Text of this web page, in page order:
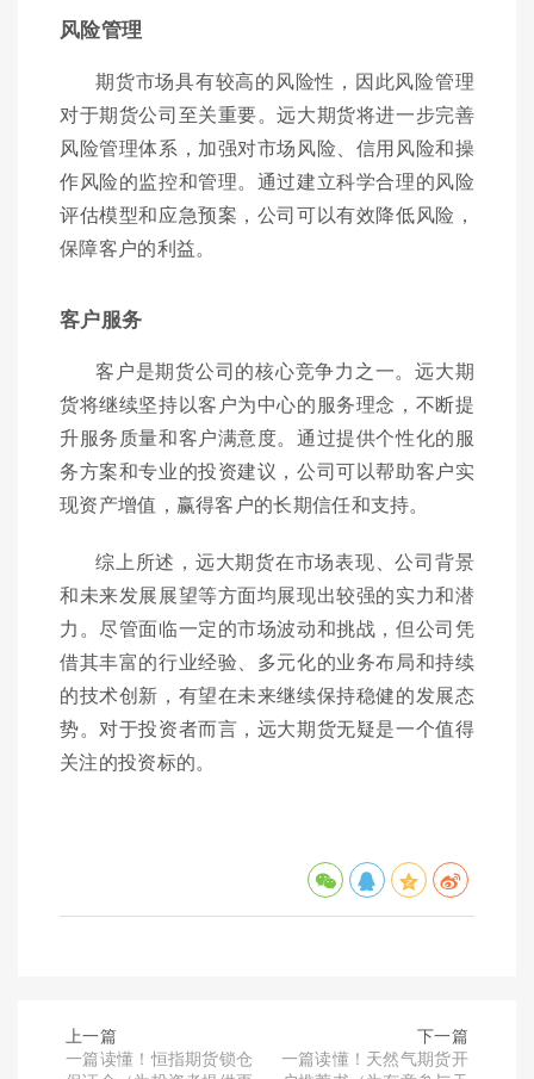
风险管理
期货市场具有较高的风险性，因此风险管理
对于期货公司至关重要。远大期货将进一步完善
风险管理体系，加强对市场风险、信用风险和操
作风险的监控和管理。通过建立科学合理的风险
评估模型和应急预案，公司可以有效降低风险，
保障客户的利益。
客户服务
客户是期货公司的核心竞争力之一。远大期
货将继续坚持以客户为中心的服务理念，不断提
升服务质量和客户满意度。通过提供个性化的服
务方案和专业的投资建议，公司可以帮助客户实
现资产增值，赢得客户的长期信任和支持。
综上所述，远大期货在市场表现、公司背景
和未来发展展望等方面均展现出较强的实力和潜
力。尽管面临一定的市场波动和挑战，但公司凭
借其丰富的行业经验、多元化的业务布局和持续
的技术创新，有望在未来继续保持稳健的发展态
势。对于投资者而言，远大期货无疑是一个值得
关注的投资标的。
上一篇
一篇读懂！恒指期货锁仓
下一篇
一篇读懂！天然气期货开